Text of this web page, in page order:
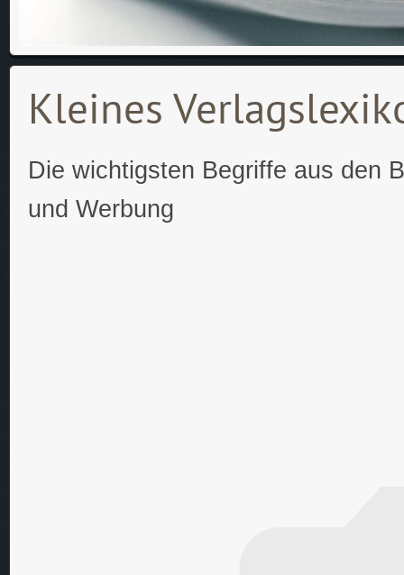
Kleines
Die wichtigsten Begriffe aus den
und Werbung